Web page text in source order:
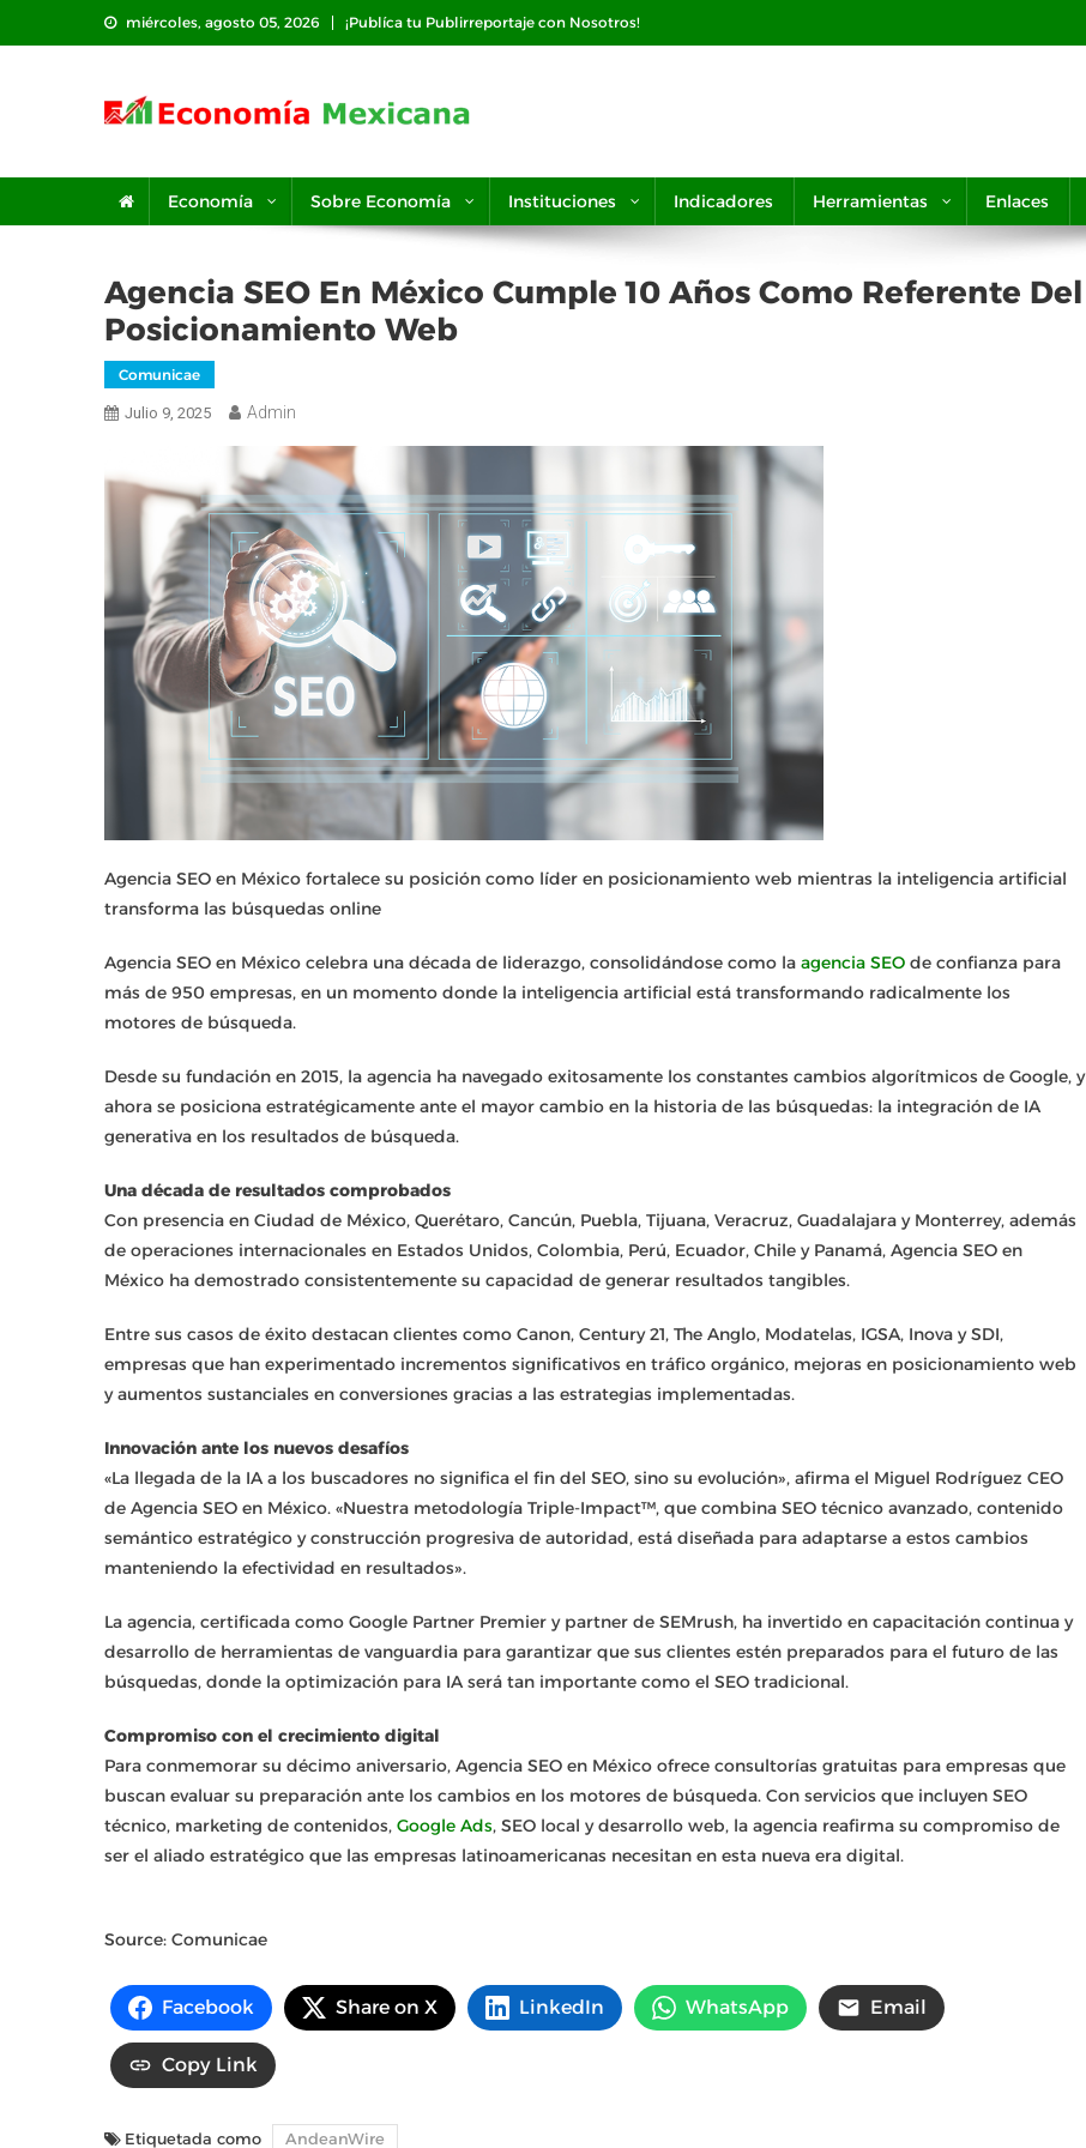
al
miércoles, agosto 05, 2026 ¡Publíca tu Publirreportaje con Nosotros!
Economía Sobre Economía Instituciones Indicadores Herramientas Enlaces
Agencia SEO En México Cumple 10 Años Como Referente Del
Posicionamiento Web
Comunicae
Julio 9, 2025 Admin
Agencia SEO en México fortalece su posición como líder en posicionamiento web mientras la inteligencia artificial
transforma las búsquedas online
Agencia SEO en México celebra una década de liderazgo, consolidándose como la agencia SEO de confianza para
más de 950 empresas, en un momento donde la inteligencia artificial está transformando radicalmente los
motores de búsqueda.
Desde su fundación en 2015, la agencia ha navegado exitosamente los constantes cambios algorítmicos de Google, y
ahora se posiciona estratégicamente ante el mayor cambio en la historia de las búsquedas: la integración de IA
generativa en los resultados de búsqueda.
Una década de resultados comprobados
Con presencia en Ciudad de México, Querétaro, Cancún, Puebla, Tijuana, Veracruz, Guadalajara y Monterrey, además
de operaciones internacionales en Estados Unidos, Colombia, Perú, Ecuador, Chile y Panamá, Agencia SEO en
México ha demostrado consistentemente su capacidad de generar resultados tangibles.
Entre sus casos de éxito destacan clientes como Canon, Century 21, The Anglo, Modatelas, IGSA, Inova y SDI,
empresas que han experimentado incrementos significativos en tráfico orgánico, mejoras en posicionamiento web
y aumentos sustanciales en conversiones gracias a las estrategias implementadas.
Innovación ante los nuevos desafíos
«La llegada de la IA a los buscadores no significa el fin del SEO, sino su evolución», afirma el Miguel Rodríguez CEO
de Agencia SEO en México. «Nuestra metodología Triple-Impact™, que combina SEO técnico avanzado, contenido
semántico estratégico y construcción progresiva de autoridad, está diseñada para adaptarse a estos cambios
manteniendo la efectividad en resultados».
La agencia, certificada como Google Partner Premier y partner de SEMrush, ha invertido en capacitación continua y
desarrollo de herramientas de vanguardia para garantizar que sus clientes estén preparados para el futuro de las
búsquedas, donde la optimización para IA será tan importante como el SEO tradicional.
Compromiso con el crecimiento digital
Para conmemorar su décimo aniversario, Agencia SEO en México ofrece consultorías gratuitas para empresas que
buscan evaluar su preparación ante los cambios en los motores de búsqueda. Con servicios que incluyen SEO
técnico, marketing de contenidos, Google Ads, SEO local y desarrollo web, la agencia reafirma su compromiso de
ser el aliado estratégico que las empresas latinoamericanas necesitan en esta nueva era digital.
Source: Comunicae
Facebook Share on X LinkedIn WhatsApp Email
Copy Link
Etiquetada como AndeanWire